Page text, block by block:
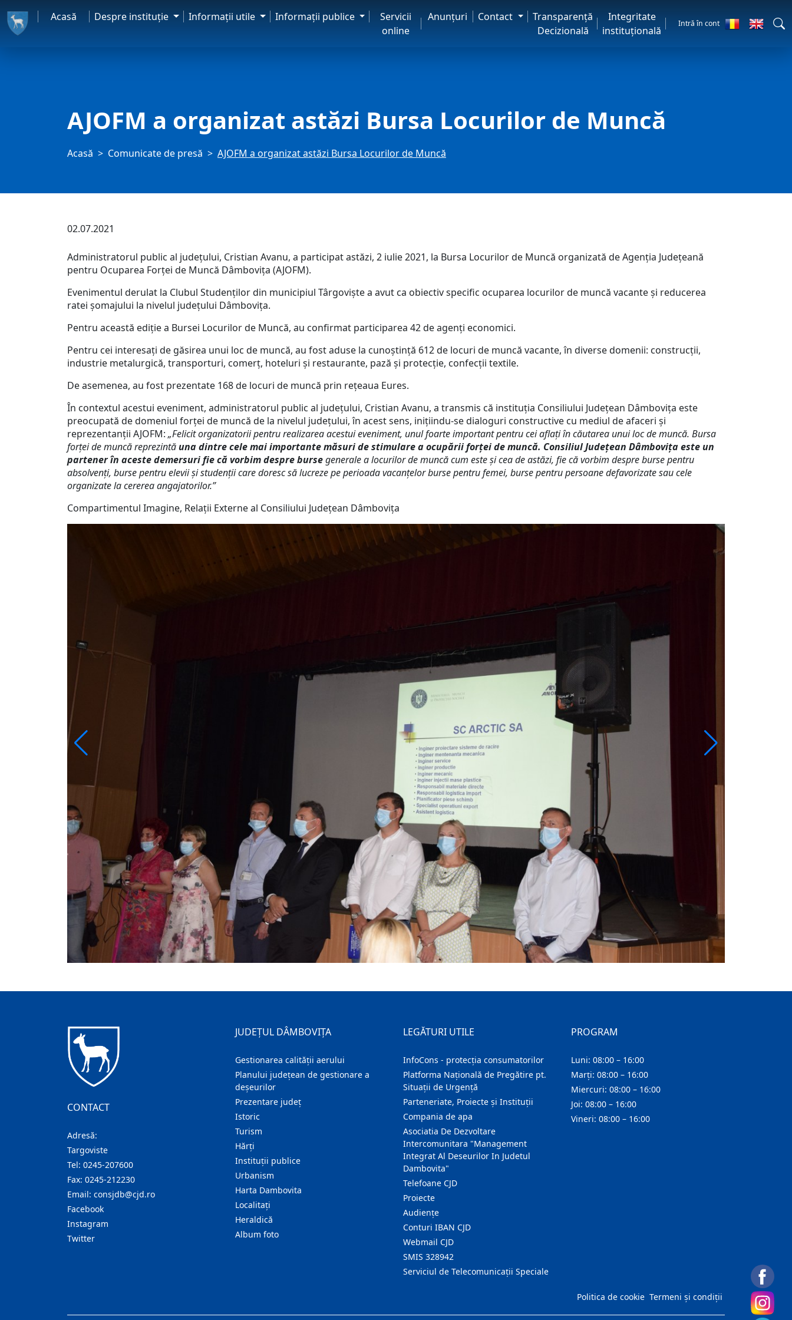
Acasă Despre instituţie Informaţii utile Informaţii publice
Servicii
online
Anunţuri Contact
Transparență
Decizională
Integritate
instituțională
Intră în cont
AJOFM a organizat astăzi Bursa Locurilor de Muncă
Acasă Comunicate de presă AJOFM a organizat astăzi Bursa Locurilor de Muncă
02.07.2021
Administratorul public al județului, Cristian Avanu, a participat astăzi, 2 iulie 2021, la Bursa Locurilor de Muncă organizată de Agenția Județeană
pentru Ocuparea Forței de Muncă Dâmbovița (AJOFM).
Evenimentul derulat la Clubul Studenților din municipiul Târgoviște a avut ca obiectiv specific ocuparea locurilor de muncă vacante și reducerea
ratei șomajului la nivelul județului Dâmbovița.
Pentru această ediție a Bursei Locurilor de Muncă, au confirmat participarea 42 de agenți economici.
Pentru cei interesați de găsirea unui loc de muncă, au fost aduse la cunoștință 612 de locuri de muncă vacante, în diverse domenii: construcții,
industrie metalurgică, transporturi, comerț, hoteluri și restaurante, pază și protecție, confecții textile.
De asemenea, au fost prezentate 168 de locuri de muncă prin rețeaua Eures.
În contextul acestui eveniment, administratorul public al județului, Cristian Avanu, a transmis că instituția Consiliului Județean Dâmbovița este
preocupată de domeniul forței de muncă de la nivelul județului, în acest sens, inițiindu-se dialoguri constructive cu mediul de afaceri și
reprezentanții AJOFM: „Felicit organizatorii pentru realizarea acestui eveniment, unul foarte important pentru cei aflați în căutarea unui loc de muncă. Bursa
forței de muncă reprezintăuna dintre cele mai importante măsuri de stimulare a ocupării forţei de muncă. Consiliul Județean Dâmbovița este un
partener în aceste demersuri fie că vorbim despre bursegenerale a locurilor de muncă cum este și cea de astăzi, fie că vorbim despre burse pentru
absolvenţi, burse pentru elevii şi studenţii care doresc să lucreze pe perioada vacanţelor burse pentru femei, burse pentru persoane defavorizate sau cele
organizate la cererea angajatorilor.”
Compartimentul Imagine, Relații Externe al Consiliului Județean Dâmbovița
CONTACT
Adresă:
Targoviste
Tel: 0245-207600
Fax: 0245-212230
Email: consjdb@cjd.ro
Facebook
Instagram
Twitter
JUDEȚUL DÂMBOVIȚA
Gestionarea calității aerului
Planului județean de gestionare a
deșeurilor
Prezentare judeţ
Istoric
Turism
Hărţi
Instituţii publice
Urbanism
Harta Dambovita
Localitaţi
Heraldică
Album foto
LEGĂTURI UTILE
InfoCons - protecția consumatorilor
Platforma Națională de Pregătire pt.
Situații de Urgență
Parteneriate, Proiecte și Instituții
Compania de apa
Asociatia De Dezvoltare
Intercomunitara "Management
Integrat Al Deseurilor In Judetul
Dambovita"
Telefoane CJD
Proiecte
Audienţe
Conturi IBAN CJD
Webmail CJD
SMIS 328942
Serviciul de Telecomunicații Speciale
PROGRAM
Luni: 08:00 – 16:00
Marți: 08:00 – 16:00
Miercuri: 08:00 – 16:00
Joi: 08:00 – 16:00
Vineri: 08:00 – 16:00
Politica de cookie Termeni și condiții